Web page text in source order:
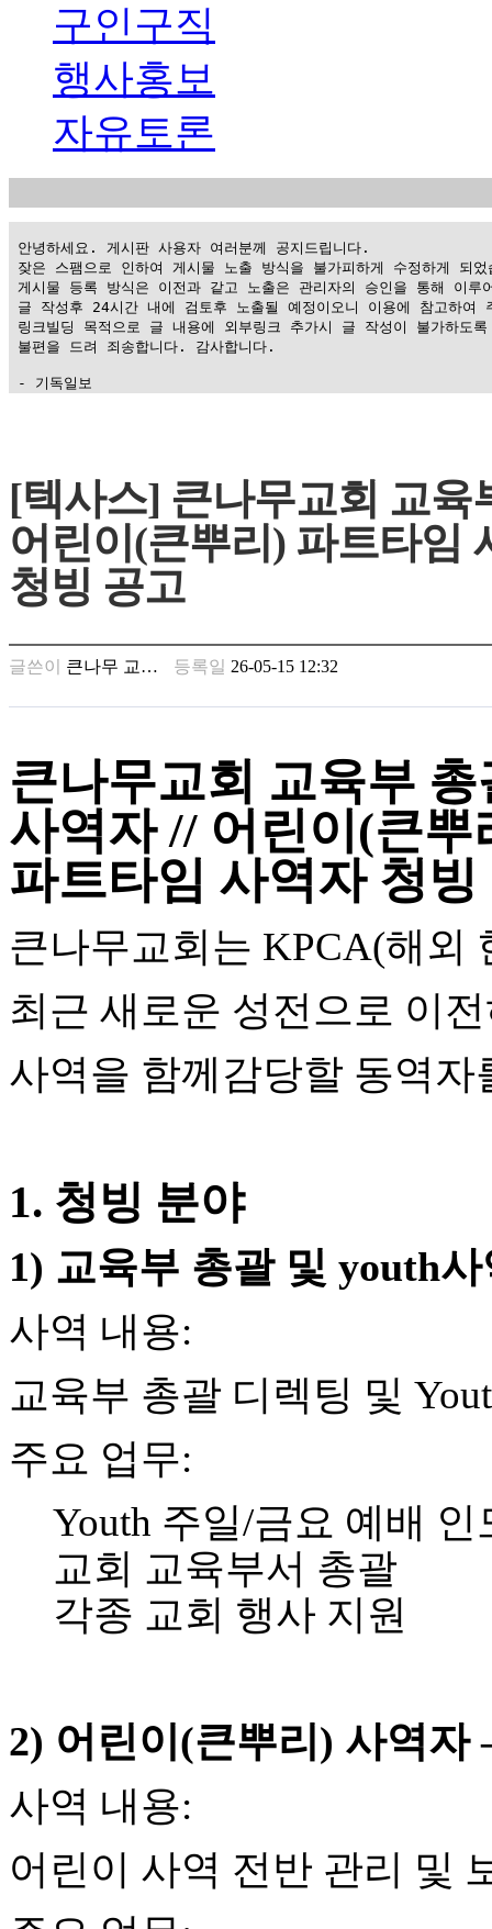
구인구직
행사홍보
자유토론
안녕하세요. 게시판 사용자 여러분께 공지드립니다.
잦은 스팸으로 인하여 게시물 노출 방식을 불가피하게 수정하게 되었
게시물 등록 방식은 이전과 같고 노출은 관리자의 승인을 통해 이루
글 작성후 24시간 내에 검토후 노출될 예정이오니 이용에 참고하여
링크빌딩 목적으로 글 내용에 외부링크 추가시 글 작성이 불가하도
불편을 드려 죄송합니다. 감사합니다.
- 기독일보
남
기
은
꼴
링
밍
키
minky
합
체
출
안
마
브
약
국
주
야
우
탑-
프
구
입
기
부
치
스
신
노
제
사
[텍사스] 큰나무교회 교육
어린이(큰뿌리) 파트타임
청빙 공고
글쓴이 큰나무 교… 등록일 26-05-15 12:32
큰나무교회 교육부
사역자 // 어린이 (큰뿌
파트타임 사역자 청빙
큰나무교회는 KPCA(해외
최근 새로운 성전으로 이
사역을 함께 감당할 동역자
1. 청빙 분야
1) 교육부 총괄 및 youth
사역 내용:
교육부 총괄 디렉팅 및
주요 업무:
Youth 주일/금요 예배 인
교회 교육부서 총괄
각종 교회 행사 지원
2) 어린이 (큰뿌리 ) 사역자
사역 내용:
어린이 사역 전반 관리 및